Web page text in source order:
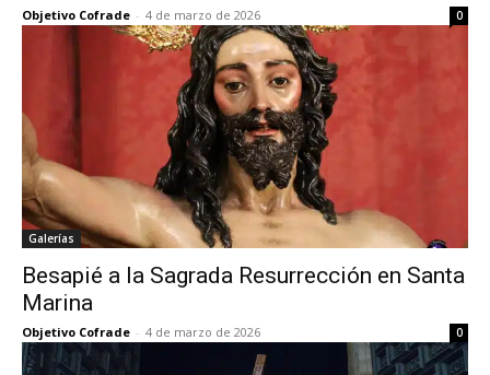
Objetivo Cofrade - 4 de marzo de 2026 0
Galerías
Besapié a la Sagrada Resurrección en Santa
Marina
Objetivo Cofrade - 4 de marzo de 2026 0